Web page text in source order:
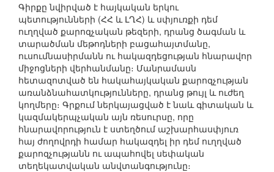
Գիրքը նվիրված է հայկական երկու
պետությունների (ՀՀ և ԼՂՀ) և սփյուռքի դեմ
ուղղված քարոզչական թեզերի, դրանց ծագման և
տարածման մեթոդների բացահայտմանը,
ուսումնասիրմանն ու հակազդեցության հնարավոր
միջոցների վերհանմանը։ Մանրամասն
հետազոտված են հակահայկական քարոզչության
առանձնահատկությունները, դրանց թույլ և ուժեղ
կողմերը։ Գրքում ներկայացված է նաև գիտական և
կազմակերպչական այն ռեսուրսը, որը
հնարավորություն է ստեղծում աշխարհասփյուռ
հայ ժողովրդի համար հակազդել իր դեմ ուղղված
քարոզչությանն ու ապահովել սեփական
տեղեկատվական անվտանգությունը։